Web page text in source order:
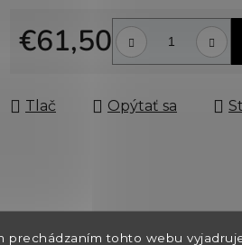
prechádzaním tohto webu
hviezdičiek.
€61,50
Jednotková cena:
Tlač Opýtať sa